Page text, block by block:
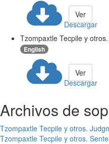
Descargar
Ver
Tzompaxtle Tecpile y
English
Descargar
Ver
Archivos de
Tzompaxtle Tecpile y otros.
Tzompaxtle Tecpile y otros.